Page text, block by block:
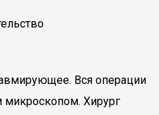
Вся операции
микроскопом. Хирург